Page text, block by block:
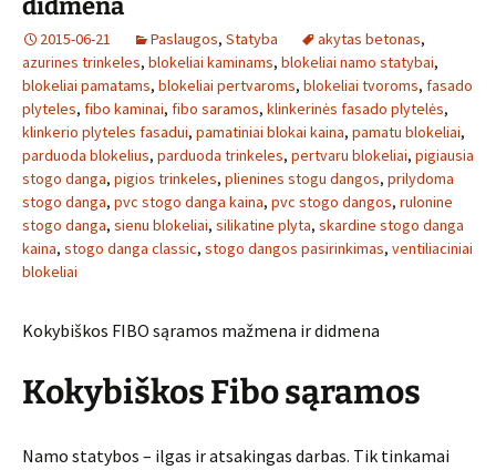
didmena
2015-06-21 Paslaugos, Statyba akytas betonas,
azurines trinkeles, blokeliai kaminams, blokeliai namo statybai,
blokeliai pamatams, blokeliai pertvaroms, blokeliai tvoroms, fasado
plyteles, fibo kaminai, fibo saramos, klinkerinės fasado plytelės,
klinkerio plyteles fasadui, pamatiniai blokai kaina, pamatu blokeliai,
parduoda blokelius, parduoda trinkeles, pertvaru blokeliai, pigiausia
stogo danga, pigios trinkeles, plienines stogu dangos, prilydoma
stogo danga, pvc stogo danga kaina, pvc stogo dangos, rulonine
stogo danga, sienu blokeliai, silikatine plyta, skardine stogo danga
kaina, stogo danga classic, stogo dangos pasirinkimas, ventiliaciniai
blokeliai
Kokybiškos FIBO sąramos mažmena ir didmena
Kokybiškos Fibo sąramos
Namo statybos – ilgas ir atsakingas darbas. Tik tinkamai